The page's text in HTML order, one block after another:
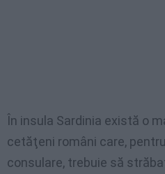
În insula Sardinia există o
cetăţeni români care,
consulare, trebuie să